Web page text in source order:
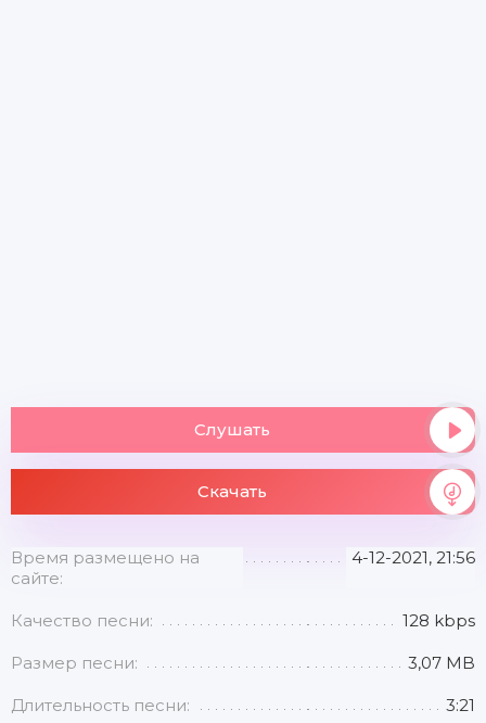
Слушать
Скачать
Время размещено на
сайте:
4-12-2021, 21:56
Качество песни: 128 kbps
Размер песни: 3,07 MB
Длительность песни: 3:21